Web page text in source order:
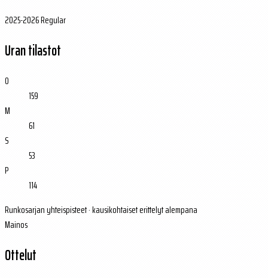
2025-2026 Regular
Uran tilastot
O
159
M
61
S
53
P
114
Runkosarjan yhteispisteet · kausikohtaiset erittelyt alempana
Mainos
Ottelut